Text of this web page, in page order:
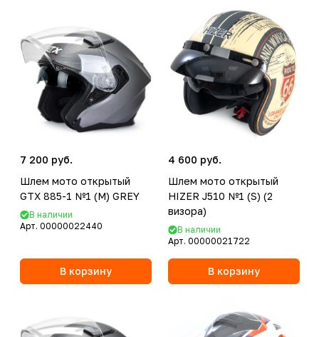
7 200 руб.
Шлем мото открытый
GTX 885-1 №1 (M) GREY
В наличии
Арт. 00000022440
В корзину
4 600 руб.
Шлем мото открытый
HIZER J510 №1 (S) (2
визора)
В наличии
Арт. 00000021722
В корзину